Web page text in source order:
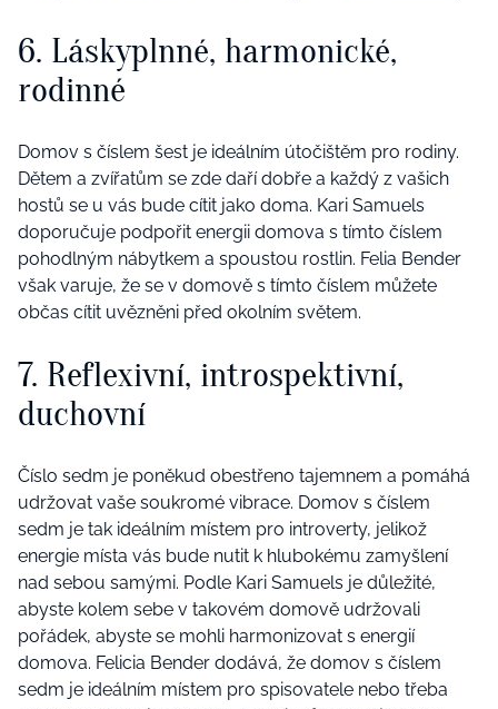
6. Láskyplnné, harmonické,
rodinné
Domov s číslem šest je ideálním útočištěm pro rodiny.
Dětem a zvířatům se zde daří dobře a každý z vašich
hostů se u vás bude cítit jako doma. Kari Samuels
doporučuje podpořit energii domova s tímto číslem
pohodlným nábytkem a spoustou rostlin. Felia Bender
však varuje, že se v domově s tímto číslem můžete
občas cítit uvězněni před okolním světem.
7. Reflexivní, introspektivní,
duchovní
Číslo sedm je poněkud obestřeno tajemnem a pomáhá
udržovat vaše soukromé vibrace. Domov s číslem
sedm je tak ideálním místem pro introverty, jelikož
energie místa vás bude nutit k hlubokému zamyšlení
nad sebou samými. Podle Kari Samuels je důležité,
abyste kolem sebe v takovém domově udržovali
pořádek, abyste se mohli harmonizovat s energií
domova. Felicia Bender dodává, že domov s číslem
sedm je ideálním místem pro spisovatele nebo třeba